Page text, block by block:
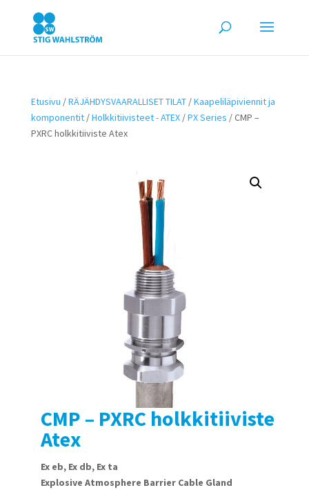
Etusivu /RÄJÄHDYSVAARALLISET TILAT/Kaapeliläpiviennit ja
komponentit/Holkkitiivisteet - ATEX/PX Series / CMP –
PXRC holkkitiiviste Atex
CMP – PXRC holkkitiiviste
Atex
Ex eb, Ex db, Ex ta
Explosive Atmosphere Barrier Cable Gland